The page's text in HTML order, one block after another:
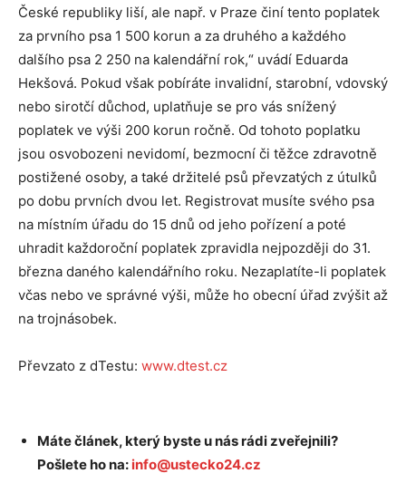
České republiky liší, ale např. v Praze činí tento poplatek
za prvního psa 1 500 korun a za druhého a každého
dalšího psa 2 250 na kalendářní rok,“ uvádí Eduarda
Hekšová. Pokud však pobíráte invalidní, starobní, vdovský
nebo sirotčí důchod, uplatňuje se pro vás snížený
poplatek ve výši 200 korun ročně. Od tohoto poplatku
jsou osvobozeni nevidomí, bezmocní či těžce zdravotně
postižené osoby, a také držitelé psů převzatých z útulků
po dobu prvních dvou let. Registrovat musíte svého psa
na místním úřadu do 15 dnů od jeho pořízení a poté
uhradit každoroční poplatek zpravidla nejpozději do 31.
března daného kalendářního roku. Nezaplatíte-li poplatek
včas nebo ve správné výši, může ho obecní úřad zvýšit až
na trojnásobek.
Převzato z dTestu: www.dtest.cz
Máte článek, který byste u nás rádi zveřejnili?
Pošlete ho na: info@ustecko24.cz